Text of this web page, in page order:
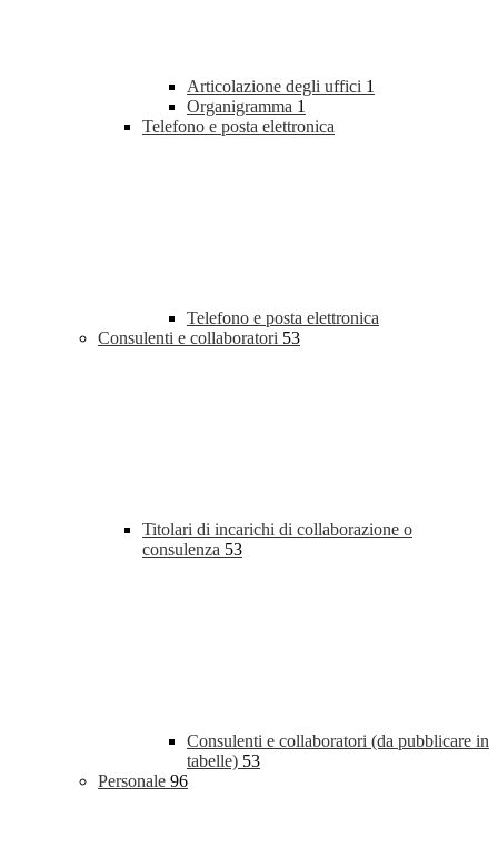
Articolazione degli uffici 1
Organigramma 1
Telefono e posta elettronica
Telefono e posta elettronica
Consulenti e collaboratori 53
Titolari di incarichi di collaborazione o
consulenza 53
Consulenti e collaboratori (da pubblicare in
tabelle) 53
Personale 96